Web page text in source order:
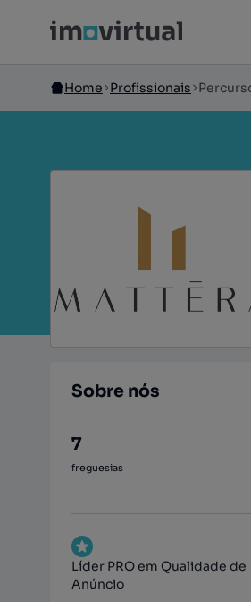
Home Profissionais
Sobre nós
7
freguesias
Líder PRO em Qualidade de
Anúncio